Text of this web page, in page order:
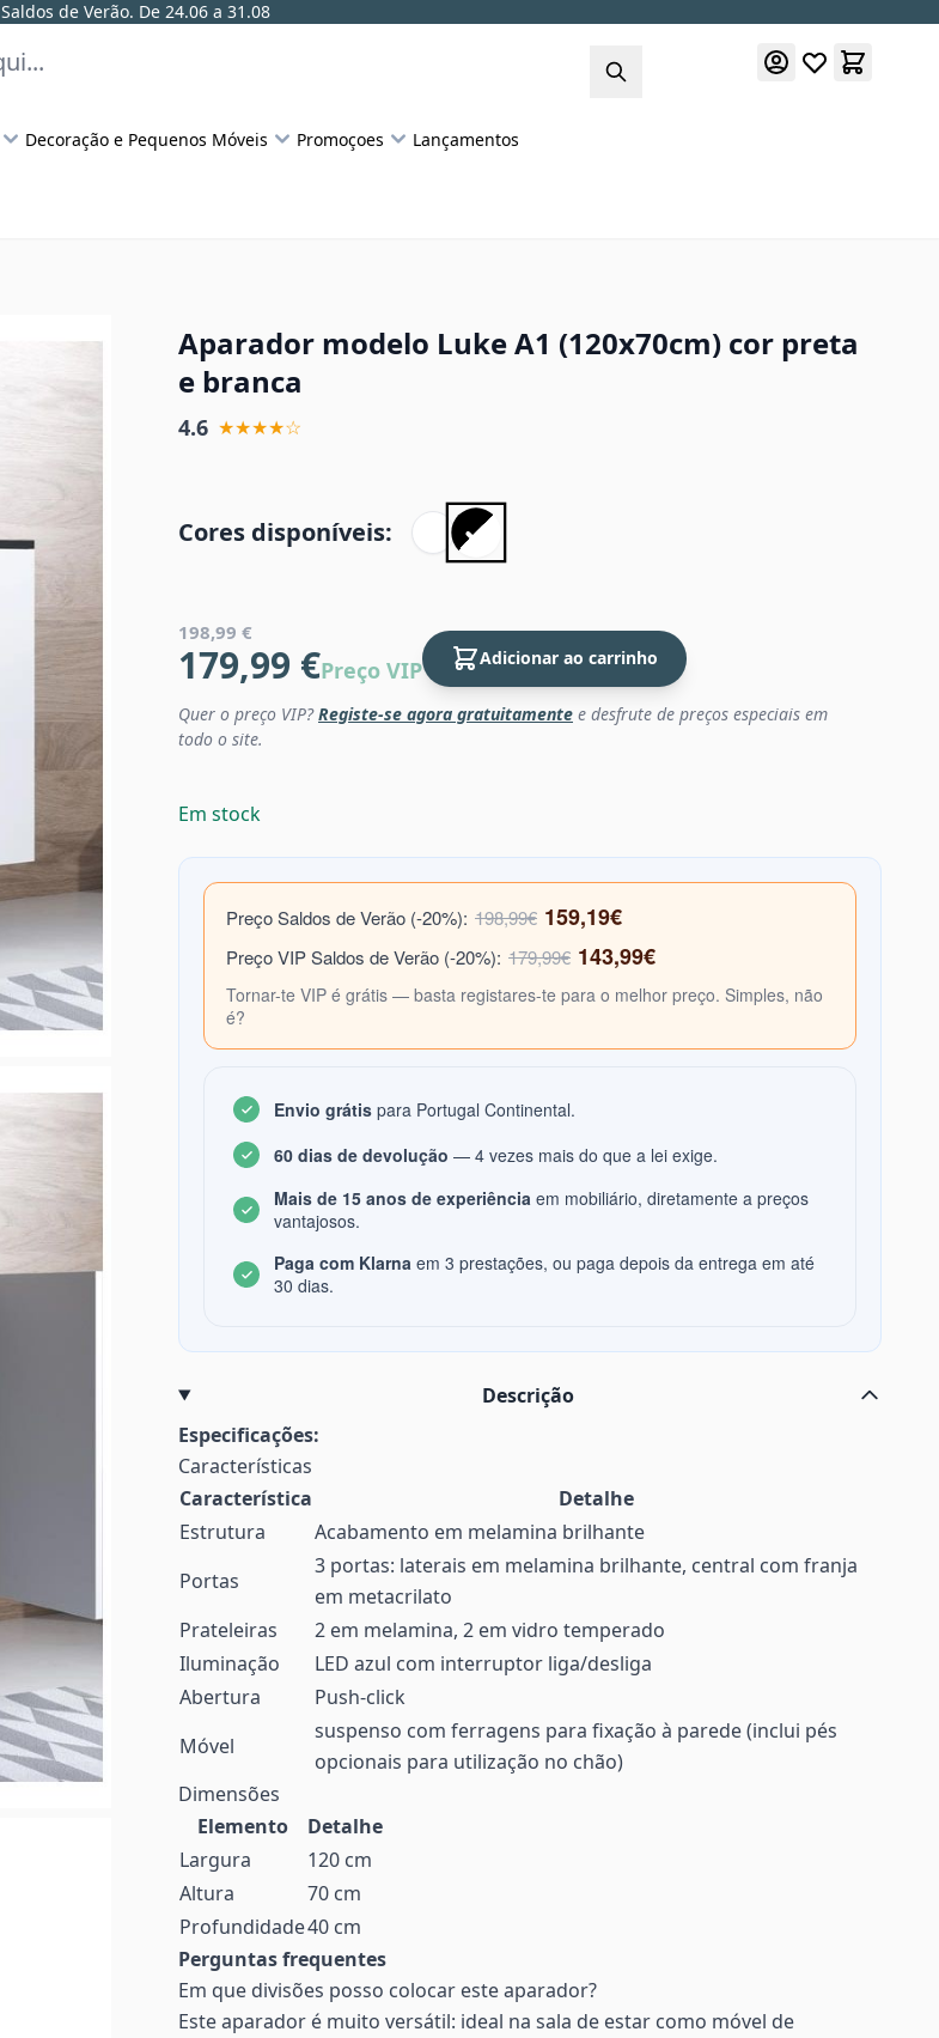
Saldos de Verão. De 24.06 a 31.08
Decoração e Pequenos Móveis Promoçoes Lançamentos
Aparador modelo Luke A1 (120x70cm) cor preta
e branca
4.6 ★★★★☆
Cores disponíveis:
198,99 €
179,99 €Preço VIP Adicionar ao carrinho
Quer o preço VIP?Registe-se agora gratuitamente e desfrute de preços especiais em
todo o site.
Em stock
Preço Saldos de Verão (-20%): 198,99€ 159,19€
Preço VIP Saldos de Verão (-20%): 179,99€ 143,99€
Tornar-te VIP é grátis — basta registares-te para o melhor preço. Simples, não
é?
Envio grátis para Portugal Continental.
60 dias de devolução — 4 vezes mais do que a lei exige.
Mais de 15 anos de experiência em mobiliário, diretamente a preços
vantajosos.
Paga com Klarna em 3 prestações, ou paga depois da entrega em até
30 dias.
Descrição
Especificações:
Características
Característica
Detalhe
Estrutura
Acabamento em melamina brilhante
Portas
3 portas: laterais em melamina brilhante, central com franja
em metacrilato
Prateleiras
2 em melamina, 2 em vidro temperado
Iluminação
LED azul com interruptor liga/desliga
Abertura
Push-click
Móvel
suspenso com ferragens para fixação à parede (inclui pés
opcionais para utilização no chão)
Dimensões
Elemento
Detalhe
Largura
120 cm
Altura
70 cm
Profundidade40 cm
Perguntas frequentes
Em que divisões posso colocar este aparador?
Este aparador é muito versátil: ideal na sala de estar como móvel de